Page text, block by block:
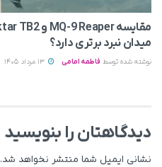
میدان نبرد برتری دارد؟
نوشته شده توسط فاطمه امامی
دیدگاهتان را بنویسید
نشانی ایمیل شما منتشر نخواهد شد.